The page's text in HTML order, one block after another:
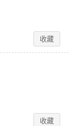
收藏
收藏